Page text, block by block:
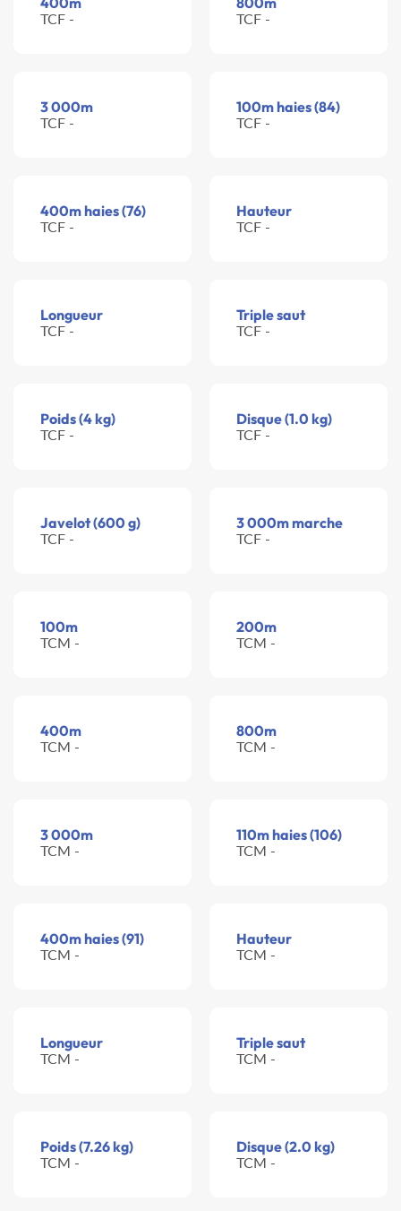
TCF - TCF -
3 000m
TCF -
100m haies (84)
TCF -
400m haies (76)
TCF -
Hauteur
TCF -
Longueur
TCF -
Triple saut
TCF -
Poids (4 kg)
TCF -
Disque (1.0 kg)
TCF -
Javelot (600 g)
TCF -
3 000m marche
TCF -
100m
TCM -
200m
TCM -
400m
TCM -
800m
TCM -
3 000m
TCM -
110m haies (106)
TCM -
400m haies (91)
TCM -
Hauteur
TCM -
Longueur
TCM -
Triple saut
TCM -
Poids (7.26 kg)
TCM -
Disque (2.0 kg)
TCM -